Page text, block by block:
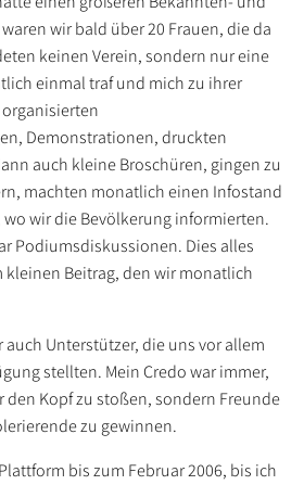
wir bald über 20 Frauen, die da
keinen Verein, sondern nur eine
einmal traf und mich zu ihrer
Demonstrationen, druckten
auch kleine Broschüren, gingen zu
machten monatlich einen Infostand
wir die Bevölkerung informierten.
Podiumsdiskussionen. Dies alles
Beitrag, den wir monatlich
Unterstützer, die uns vor allem
stellten. Mein Credo war immer,
den Kopf zu stoßen, sondern Freunde
zu gewinnen.
bis zum Februar 2006, bis ich